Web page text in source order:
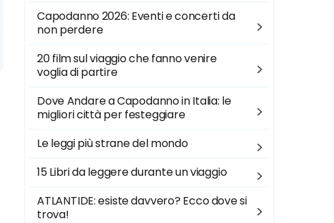
Capodanno 2026: Eventi e concerti da
non perdere
20 film sul viaggio che fanno venire
voglia di partire
Dove Andare a Capodanno in Italia: le
migliori città per festeggiare
Le leggi più strane del mondo
15 Libri da leggere durante un viaggio
ATLANTIDE: esiste davvero? Ecco dove si
trova!